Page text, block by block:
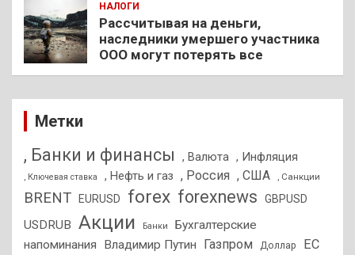
НАЛОГИ
Рассчитывая на деньги,
наследники умершего участника
ООО могут потерять все
Метки
, Банки и финансы , Валюта , Инфляция
, Ключевая ставка , Нефть и газ , Россия , США , Санкции
BRENT EURUSD forex forexnews GBPUSD
USDRUB Акции Банки
Бухгалтерские
напоминания
Владимир Путин Газпром Доллар ЕС